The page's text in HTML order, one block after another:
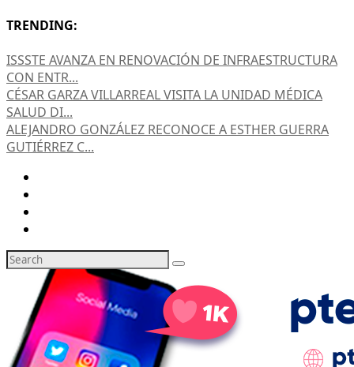
TRENDING:
ISSSTE AVANZA EN RENOVACIÓN DE INFRAESTRUCTURA
CON ENTR...
CÉSAR GARZA VILLARREAL VISITA LA UNIDAD MÉDICA
SALUD DI...
ALEJANDRO GONZÁLEZ RECONOCE A ESTHER GUERRA
GUTIÉRREZ C...